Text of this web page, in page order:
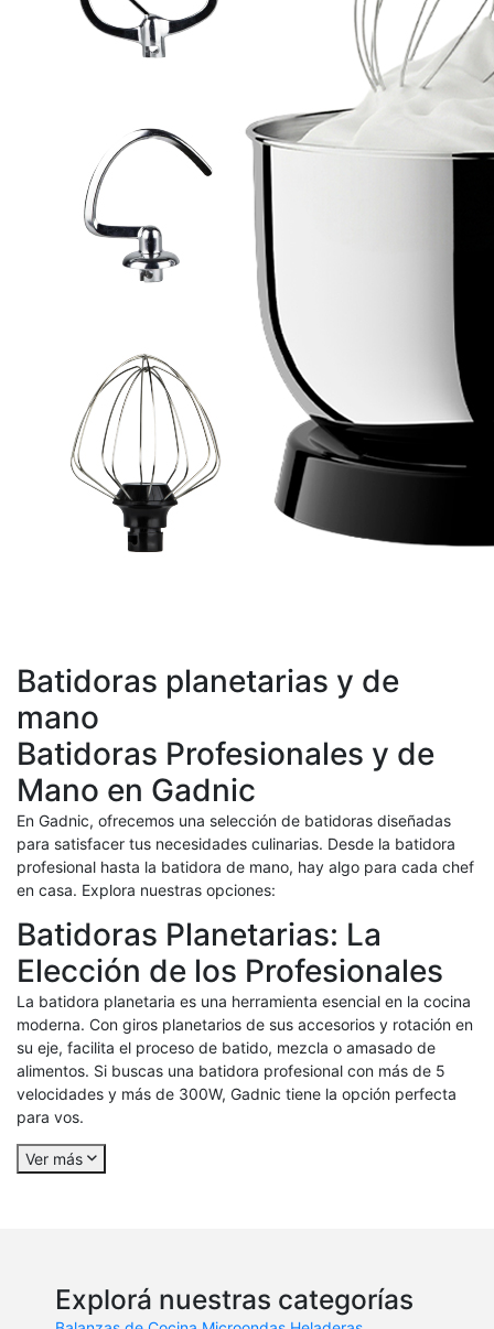
Batidoras planetarias y de
mano
Batidoras Profesionales y de
Mano en Gadnic
En Gadnic, ofrecemos una selección de batidoras diseñadas
para satisfacer tus necesidades culinarias. Desde la batidora
profesional hasta la batidora de mano, hay algo para cada chef
en casa. Explora nuestras opciones:
Batidoras Planetarias: La
Elección de los Profesionales
La batidora planetaria es una herramienta esencial en la cocina
moderna. Con giros planetarios de sus accesorios y rotación en
su eje, facilita el proceso de batido, mezcla o amasado de
alimentos. Si buscas una batidora profesional con más de 5
velocidades y más de 300W, Gadnic tiene la opción perfecta
para vos.
Ver más
Explorá nuestras categorías